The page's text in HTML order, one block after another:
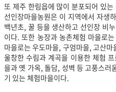
또 제주 한림읍에 많이 분포되어 있
선인장마을농원은 이 지역에서 자생
백년초, 꿀 등을 생산하고 선인장 비
이다. 또한 농장과 농촌체험 마을로
마을로는 우도마을, 구엄마을, 고산마
울창한 수림과 계곡을 이용한 체험 프
을과 옛 가옥, 돌담, 성벽 등 고풍스러
기 있는 체험마을이다.